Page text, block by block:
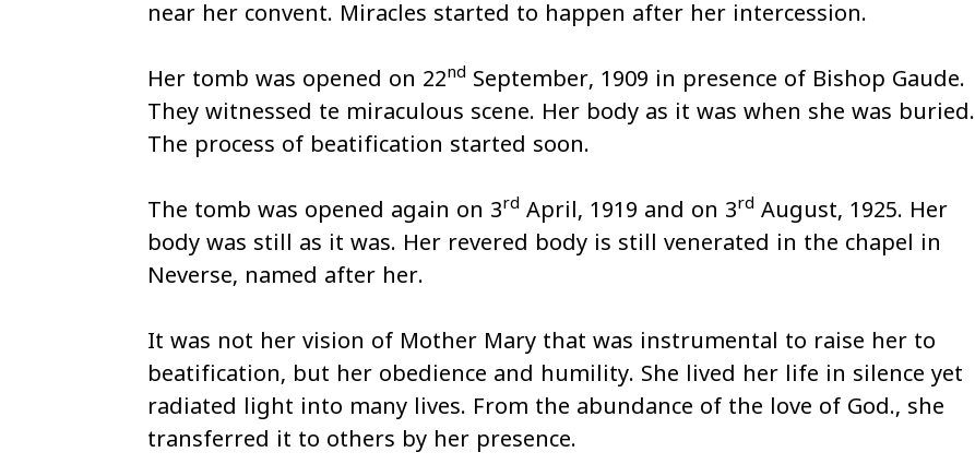
near her convent. Miracles started to happen after her intercession.
Her tomb was opened on 22nd September, 1909 in presence of Bishop Gaude.
They witnessed te miraculous scene. Her body as it was when she was buried.
The process of beatification started soon.
The tomb was opened again on 3rd April, 1919 and on 3rd August, 1925. Her
body was still as it was. Her revered body is still venerated in the chapel in
Neverse, named after her.
It was not her vision of Mother Mary that was instrumental to raise her to
beatification, but her obedience and humility. She lived her life in silence yet
radiated light into many lives. From the abundance of the love of God., she
transferred it to others by her presence.